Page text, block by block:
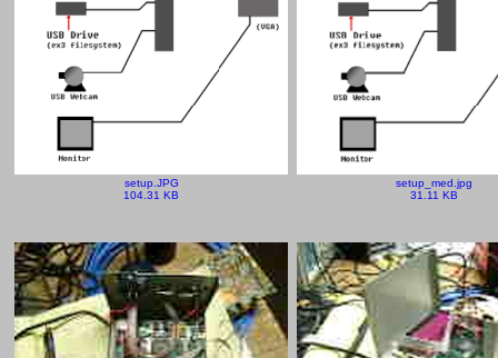
setup.JPG
104.31 KB
setup_med.jpg
31.11 KB